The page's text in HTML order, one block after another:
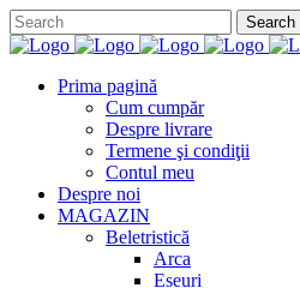
Prima pagină
Cum cumpăr
Despre livrare
Termene şi condiţii
Contul meu
Despre noi
MAGAZIN
Beletristică
Arca
Eseuri